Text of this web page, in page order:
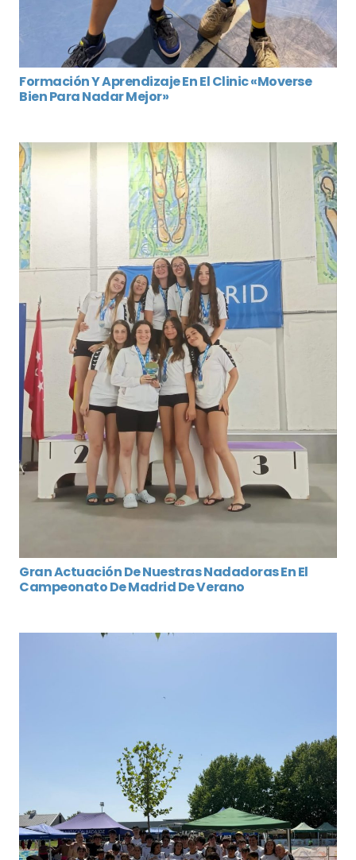
Formación Y Aprendizaje En El Clinic «Moverse
Bien Para Nadar Mejor»
Gran Actuación De Nuestras Nadadoras En El
Campeonato De Madrid De Verano